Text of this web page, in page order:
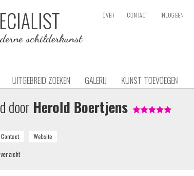
schilderkunst
OVER CONTACT INLOGGEN
UITGEBREID ZOEKEN GALERIJ KUNST TOEVOEGEN
door Herold Boertjens